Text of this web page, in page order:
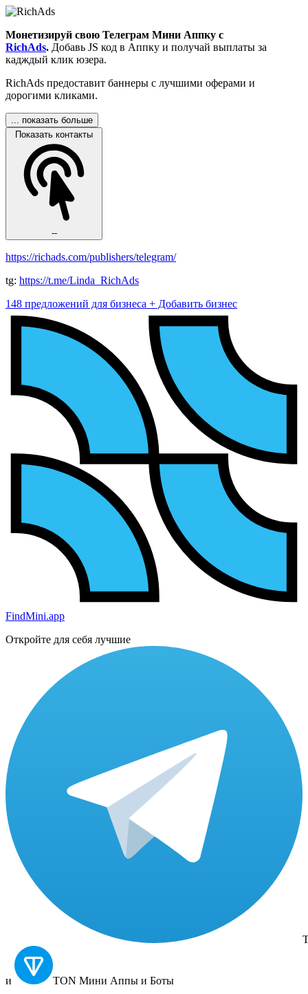
Монетизируй свою Телеграм Мини Аппку с
RichAds. Добавь JS код в Аппку и получай выплаты за
кадждый клик юзера.
RichAds предоставит баннеры с лучшими оферами и
дорогими кликами.
... показать больше
Показать контакты
--
https://richads.com/publishers/telegram/
tg: https://t.me/Linda_RichAds
148 предложений для бизнеса + Добавить бизнес
FindMini.app
Откройте для себя лучшие
и TON Мини Аппы и Боты